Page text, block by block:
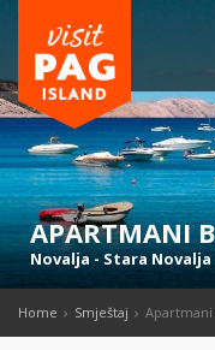
APARTMANI
Novalja - Stara Novalja
Home Smještaj